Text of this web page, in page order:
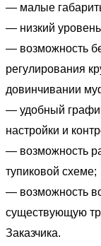
— малые
— низкий
— возможность
регулирования
довинчивании
— удобный
настройки и
— возможность
тупиковой схеме;
— возможность
существующую
Заказчика.